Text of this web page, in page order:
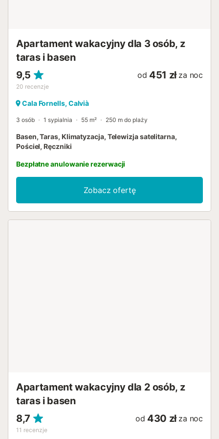
Apartament wakacyjny dla 3 osób, z
taras i basen
9,5
20 recenzje
od 451 zł za noc
Cala Fornells, Calvià
3 osób 1 sypialnia 55 m² 250 m do plaży
Basen, Taras, Klimatyzacja, Telewizja satelitarna,
Pościel, Ręczniki
Bezpłatne anulowanie rezerwacji
Zobacz ofertę
Apartament wakacyjny dla 2 osób, z
taras i basen
8,7
11 recenzje
od 430 zł za noc